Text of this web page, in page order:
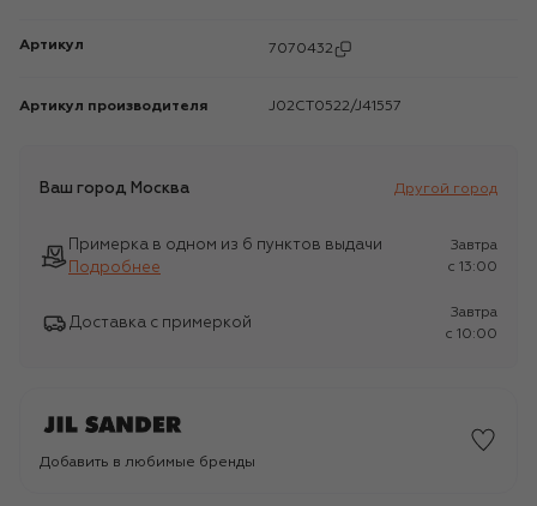
Артикул 7070432
Артикул производителя J02CT0522/J41557
Ваш город Москва Другой город
Примерка в одном из 6 пунктов выдачи
Подробнее
Завтра
c 13:00
Доставка с примеркой
Завтра
c 10:00
Добавить в любимые бренды